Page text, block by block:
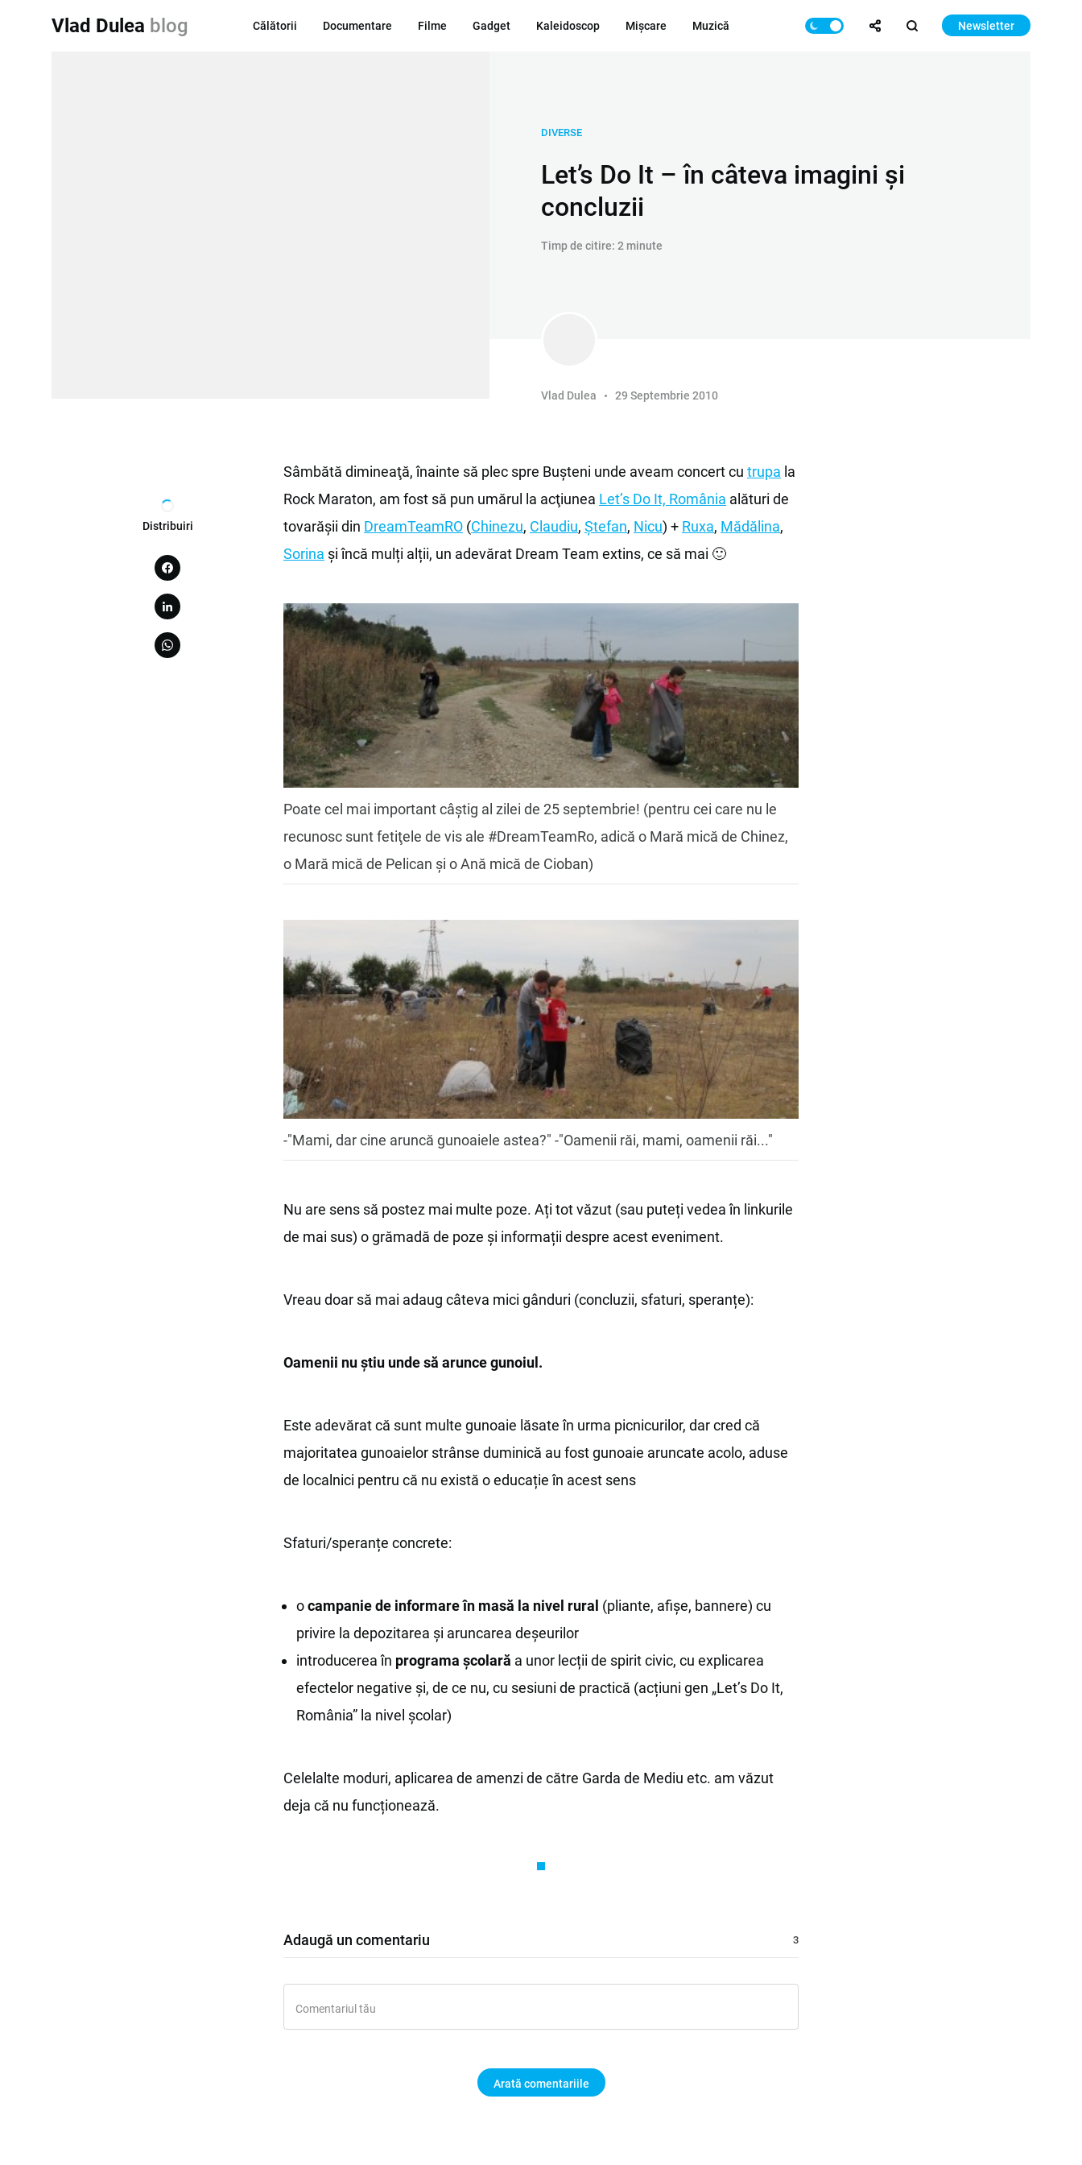
Vlad Dulea blog Călătorii Documentare Filme Gadget Kaleidoscop Mișcare Muzică Newsletter
DIVERSE
Let’s Do It – în câteva imagini și
concluzii
Timp de citire: 2 minute
Vlad Dulea 29 Septembrie 2010
Distribuiri
Sâmbătă dimineaţă, înainte să plec spre Buşteni unde aveam concert cu trupa la
Rock Maraton, am fost să pun umărul la acţiunea Let’s Do It, România alături de
tovarăşii din DreamTeamRO (Chinezu, Claudiu, Ștefan, Nicu) + Ruxa, Mădălina,
Sorina și încă mulți alții, un adevărat Dream Team extins, ce să mai 🙂
Poate cel mai important câștig al zilei de 25 septembrie! (pentru cei care nu le
recunosc sunt fetiţele de vis ale #DreamTeamRo, adică o Mară mică de Chinez,
o Mară mică de Pelican şi o Ană mică de Cioban)
-"Mami, dar cine aruncă gunoaiele astea?" -"Oamenii răi, mami, oamenii răi..."
Nu are sens să postez mai multe poze. Ați tot văzut (sau puteți vedea în linkurile
de mai sus) o grămadă de poze și informații despre acest eveniment.
Vreau doar să mai adaug câteva mici gânduri (concluzii, sfaturi, speranțe):
Oamenii nu știu unde să arunce gunoiul.
Este adevărat că sunt multe gunoaie lăsate în urma picnicurilor, dar cred că
majoritatea gunoaielor strânse duminică au fost gunoaie aruncate acolo, aduse
de localnici pentru că nu există o educație în acest sens
Sfaturi/speranțe concrete:
ocampanie de informare în masă la nivel rural (pliante, afișe, bannere) cu
privire la depozitarea și aruncarea deșeurilor
introducerea în programa școlară a unor lecții de spirit civic, cu explicarea
efectelor negative și, de ce nu, cu sesiuni de practică (acțiuni gen „Let’s Do It,
România” la nivel școlar)
Celelalte moduri, aplicarea de amenzi de către Garda de Mediu etc. am văzut
deja că nu funcționează.
Adaugă un comentariu
Arată comentariile